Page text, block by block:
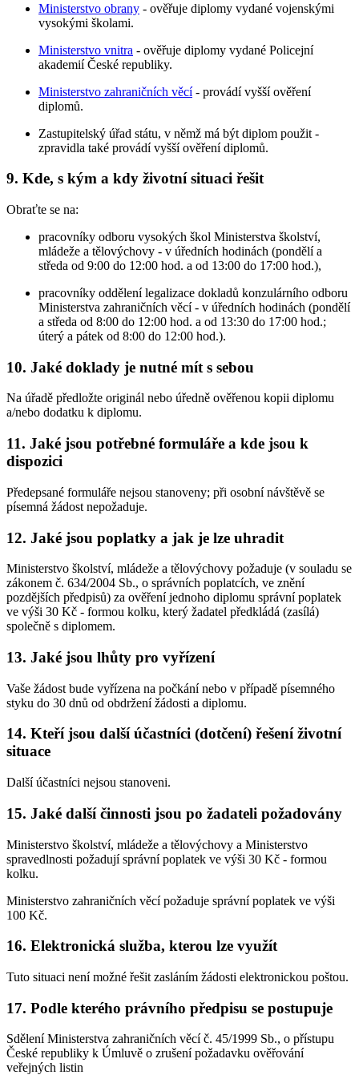
Ministerstvo obrany - ověřuje diplomy vydané vojenskými
vysokými školami.
Ministerstvo vnitra - ověřuje diplomy vydané Policejní
akademií České republiky.
Ministerstvo zahraničních věcí- provádí vyšší ověření
diplomů.
Zastupitelský úřad státu, v němž má být diplom použit -
zpravidla také provádí vyšší ověření diplomů.
9. Kde, s kým a kdy životní situaci řešit
Obraťte se na:
pracovníky odboru vysokých škol Ministerstva školství,
mládeže a tělovýchovy - v úředních hodinách (pondělí a
středa od 9:00 do 12:00 hod. a od 13:00 do 17:00 hod.),
pracovníky oddělení legalizace dokladů konzulárního odboru
Ministerstva zahraničních věcí - v úředních hodinách (pondělí
a středa od 8:00 do 12:00 hod. a od 13:30 do 17:00 hod.;
úterý a pátek od 8:00 do 12:00 hod.).
10. Jaké doklady je nutné mít s sebou
Na úřadě předložte originál nebo úředně ověřenou kopii diplomu
a/nebo dodatku k diplomu.
11. Jaké jsou potřebné formuláře a kde jsou k
dispozici
Předepsané formuláře nejsou stanoveny; při osobní návštěvě se
písemná žádost nepožaduje.
12. Jaké jsou poplatky a jak je lze uhradit
Ministerstvo školství, mládeže a tělovýchovy požaduje (v souladu se
zákonem č. 634/2004 Sb., o správních poplatcích, ve znění
pozdějších předpisů) za ověření jednoho diplomu správní poplatek
ve výši 30 Kč - formou kolku, který žadatel předkládá (zasílá)
společně s diplomem.
13. Jaké jsou lhůty pro vyřízení
Vaše žádost bude vyřízena na počkání nebo v případě písemného
styku do 30 dnů od obdržení žádosti a diplomu.
14. Kteří jsou další účastníci (dotčení) řešení životní
situace
Další účastníci nejsou stanoveni.
15. Jaké další činnosti jsou po žadateli požadovány
Ministerstvo školství, mládeže a tělovýchovy a Ministerstvo
spravedlnosti požadují správní poplatek ve výši 30 Kč - formou
kolku.
Ministerstvo zahraničních věcí požaduje správní poplatek ve výši
100 Kč.
16. Elektronická služba, kterou lze využít
Tuto situaci není možné řešit zasláním žádosti elektronickou poštou.
17. Podle kterého právního předpisu se postupuje
Sdělení Ministerstva zahraničních věcí č. 45/1999 Sb., o přístupu
České republiky k Úmluvě o zrušení požadavku ověřování
veřejných listin